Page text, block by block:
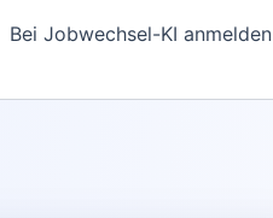
Bei Jobwechsel-KI anmelden